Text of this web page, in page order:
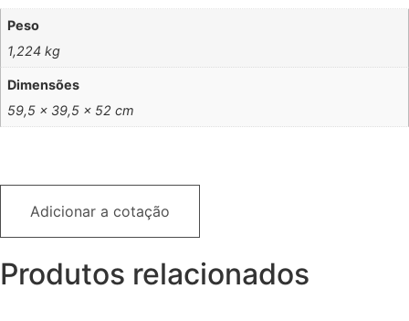
Peso
1,224 kg
Dimensões
59,5 × 39,5 × 52 cm
Adicionar a cotação
Produtos relacionados